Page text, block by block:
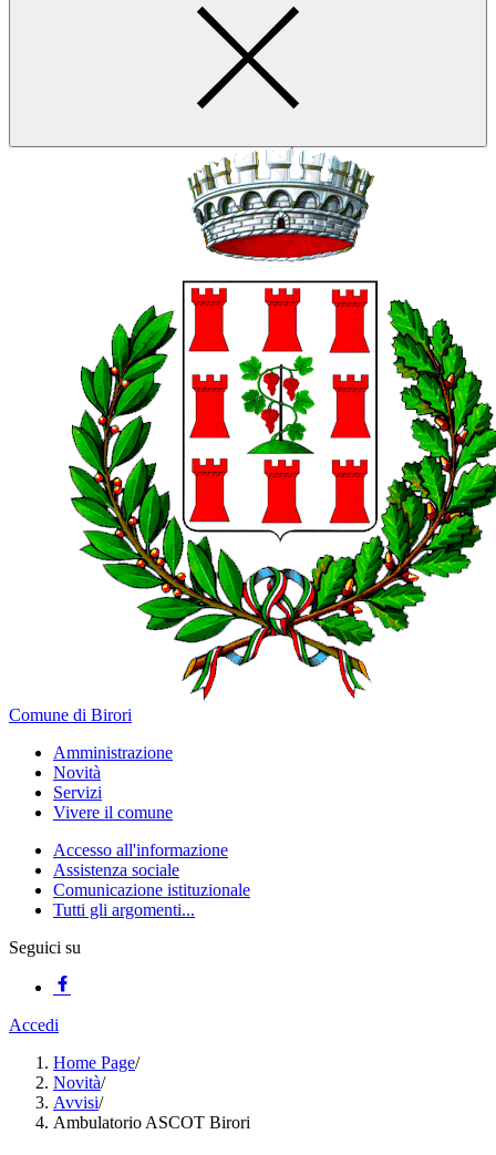
Comune di Birori
Amministrazione
Novità
Servizi
Vivere il comune
Accesso all'informazione
Assistenza sociale
Comunicazione istituzionale
Tutti gli argomenti...
Seguici su
Accedi
Home Page/
Novità/
Avvisi/
Ambulatorio ASCOT Birori